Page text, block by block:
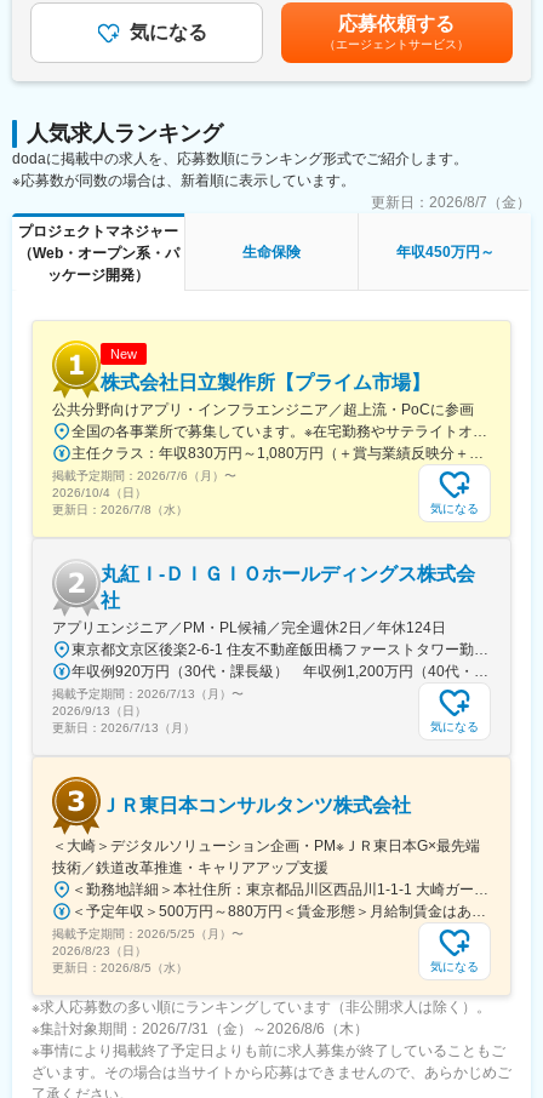
・AI活用による老後資金や保障額の分析システムによる初年度の
売上高は約2倍！
「人のやらないことをやる」・「道を切り拓く」といったソニー
スピリットが根付いており、自由闊達な環境の中でエンタメ・テ
クノロジーに強みを持つソニーグループ各社がもつテクノロジー
の活用も可能！
変更の範囲：会社の定める業務
す。
■プロジェクト例
ジェクト
■システム環境
COBOLがメインのシステムもありますが、その他Java、AWSを
活用しているシステムもあり、IT投資を積極的に行っている環境
です。
■入社後のイメージ
らお任せし、当社の環境や業務を習得いただくことを想定してい
ます。
■配属組織
情報システム部は100名程度の社員で組織されており、約700名の
パートナー会社の方の協力も得て運営しています。IT企画、新ビ
ジネス開発、システムリスク管理、IT開発、IT基盤、次期インフラ
推進の計6つのグループに分かれています。本ポジションはIT開発
(男性34名、女性6名)、平均年齢40歳前後の組織で、全員中途入社
社員で構成されております。
■働き方
繁忙期・閑散期により波がありますが、月残業平均20～40時間(法
定外)を推移しています。リモートワークも推奨しており、平均す
ると週2～4日程度在宅勤務を実施いただけます。服装は自由でパ
ーカー・ジーンズで勤務をされている方もいらっしゃいます。
気になる 応募依頼する
（エージェントサービス）
人気求人ランキング
dodaに掲載中の求人を、応募数順にランキング形式でご紹介します。
※応募数が同数の場合は、新着順に表示しています。
更新日： 2026/8/7（金）
プロジェクトマネジャー
（Web・オープン系・パ
ッケージ開発）
生命保険 年収450万円～
New
株式会社日立製作所【プライム市場】
公共分野向けアプリ・インフラエンジニア／超上流・PoCに参画
掲載予定期間： 2026/7/6（月） 〜
2026/10/4（日）
更新日： 2026/7/8（水） 気になる
丸紅Ｉ‐ＤＩＧＩＯホールディングス株式会
社
アプリエンジニア／PM・PL候補／完全週休2日／年休124日
掲載予定期間： 2026/7/13（月） 〜
2026/9/13（日）
更新日： 2026/7/13（月） 気になる
ＪＲ東日本コンサルタンツ株式会社
＜大崎＞デジタルソリューション企画・PM※ＪＲ東日本G×最先端
技術／鉄道改革推進・キャリアアップ支援
掲載予定期間： 2026/5/25（月） 〜
2026/8/23（日）
更新日： 2026/8/5（水） 気になる
※求人応募数の多い順にランキングしています（非公開求人は除く）。
※集計対象期間：2026/7/31（金）～2026/8/6（木）
※事情により掲載終了予定日よりも前に求人募集が終了していることもご
ざいます。その場合は当サイトから応募はできませんので、あらかじめご
了承ください。